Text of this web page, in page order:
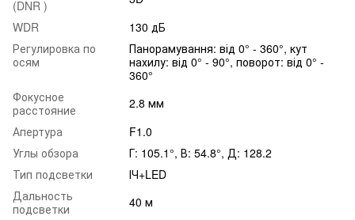
(DNR )
WDR
130 дБ
Регулировка по
осям
Панорамування: від 0° - 360°, кут
нахилу: від 0° - 90°, поворот: від 0° -
360°
Фокусное
расстояние
2.8 мм
Апертура
F1.0
Углы обзора
Г: 105.1°, В: 54.8°, Д: 128.2
Тип подсветки
ІЧ+LED
Дальность
подсветки
40 м